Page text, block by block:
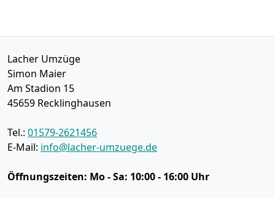
Lacher Umzüge
Simon Maier
Am Stadion 15
45659 Recklinghausen
Tel.: 01579-2621456
E-Mail: info@lacher-umzuege.de
Öffnungszeiten: Mo - Sa: 10:00 - 16:00 Uhr